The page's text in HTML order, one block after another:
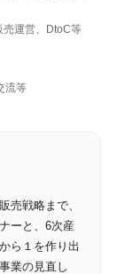
売運営、DtoC等
流等
売戦略まで、
ーと、6次産
ら１を作り出
業の見直し